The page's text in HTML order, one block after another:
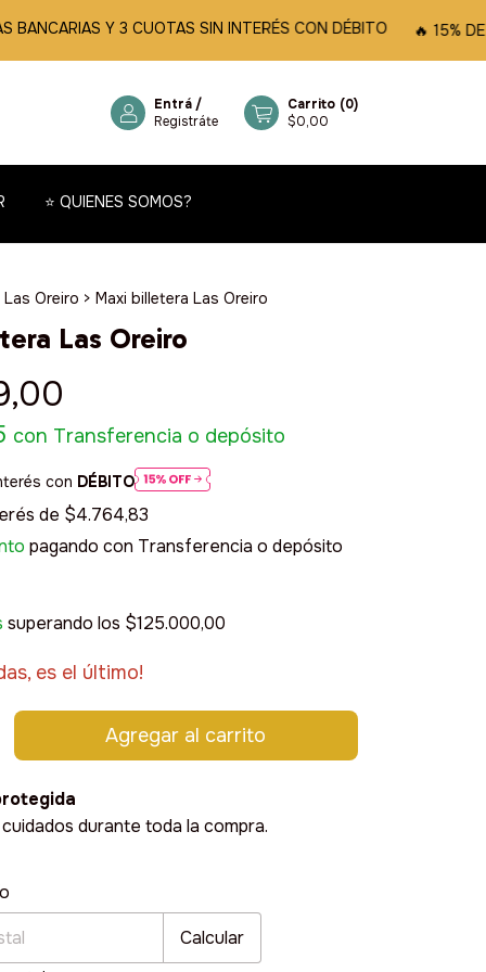
Y 3 CUOTAS SIN INTERÉS CON DÉBITO 🔥 15% DE
Entrá /
Registráte
Carrito (0)
$0,00
⭐️ QUIENES SOMOS?
Las Oreiro > Maxi billetera Las Oreiro
Las Oreiro
con Transferencia o depósito
con DÉBITO
de $4.764,83
pagando con Transferencia o depósito
superando los $125.000,00
es el último!
durante toda la compra.
Calcular